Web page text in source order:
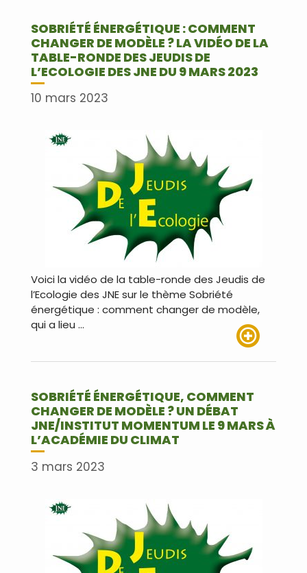
SOBRIÉTÉ ÉNERGÉTIQUE : COMMENT
CHANGER DE MODÈLE ? LA VIDÉO DE LA
TABLE-RONDE DES JEUDIS DE
L’ECOLOGIE DES JNE DU 9 MARS 2023
10 mars 2023
Voici la vidéo de la table-ronde des Jeudis de
l’Ecologie des JNE sur le thème Sobriété
énergétique : comment changer de modèle,
qui a lieu …
SOBRIÉTÉ ÉNERGÉTIQUE, COMMENT
CHANGER DE MODÈLE ? UN DÉBAT
JNE/INSTITUT MOMENTUM LE 9 MARS À
L’ACADÉMIE DU CLIMAT
3 mars 2023